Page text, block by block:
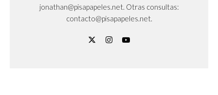
jonathan@pisapapeles.net. Otras consultas:
contacto@pisapapeles.net.